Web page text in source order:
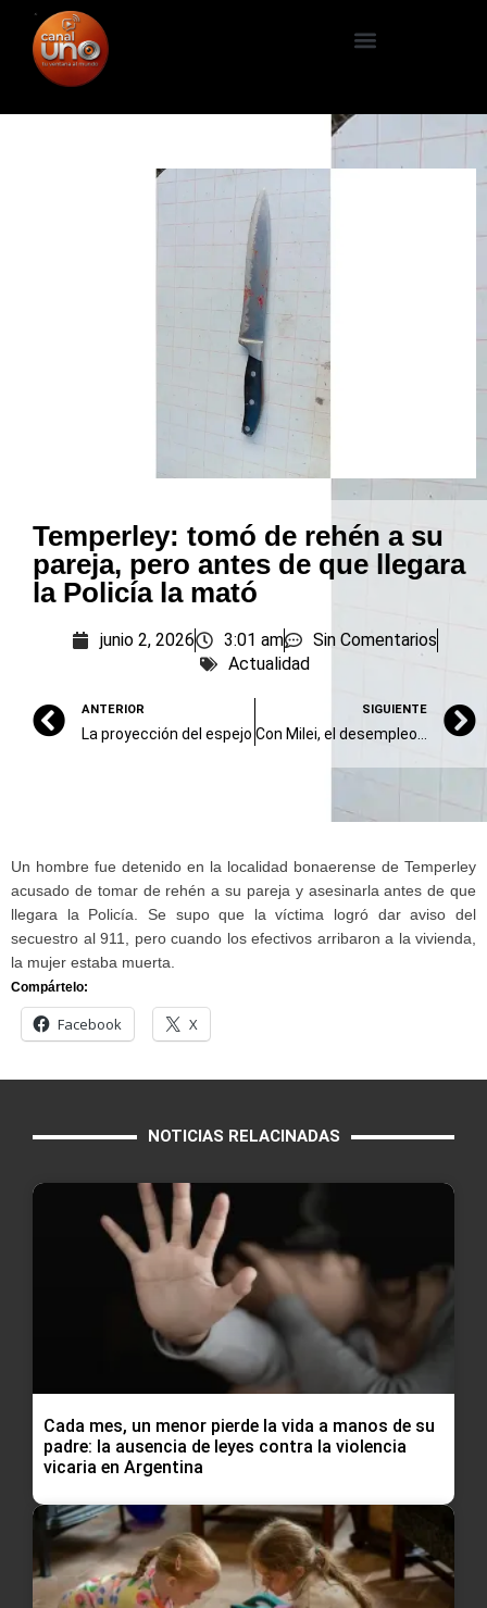
Temperley: tomó de rehén a su
pareja, pero antes de que llegara
la Policía la mató
junio 2, 2026 3:01 am
Sin Comentarios
Actualidad
ANTERIOR
La proyección del espejo
SIGUIENTE
Con Milei, el desempleo viaja en “motito”
Un hombre fue detenido en la localidad bonaerense de Temperley
acusado de tomar de rehén a su pareja y asesinarla antes de que
llegara la Policía. Se supo que la víctima logró dar aviso del
secuestro al 911, pero cuando los efectivos arribaron a la vivienda,
la mujer estaba muerta.
Compártelo:
Facebook X
NOTICIAS RELACINADAS
Cada mes, un menor pierde la vida a manos de su
padre: la ausencia de leyes contra la violencia
vicaria en Argentina